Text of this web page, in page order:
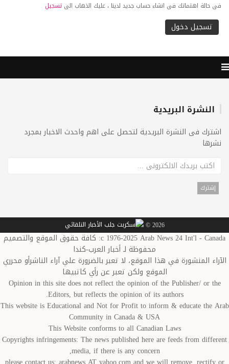
فى حالة اهتماتك فى انشاء حساب جديد لدينا ، عليك الذهاب الى تسجيل
النشرة البريدية
اشترك فى النشرة البريدية لتحصل على اهم واحدث الاخبار بمجرد
نشرها
2026 ©
c 1976-2025 Arab News 24 Int'l - Canada: كافة حقوق الموقع والتصميم
محفوظة لـ أخبار العرب-كندا
الآراء المنشورة في هذا الموقع، لا تعبر بالضرورة علي آراء الناشرأو محرري
الموقع ولكن تعبر عن رأي كاتبيها
Opinion in this site does not reflect the opinion of the Publisher/ or the
Editors, but reflects the opinion of its authors.
This website is Educational and Not for Profit to inform & educate the Arab
Community in Canada & USA
This Website conforms to all Canadian Laws
Copyrights infringements: The news published here are feeds from different
media, if there is any concern,